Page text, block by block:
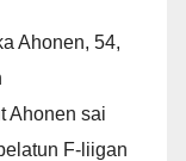
Ahonen, 54,
Ahonen sai
F-liigan